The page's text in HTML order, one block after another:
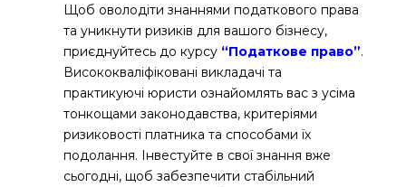
Щоб оволодіти знаннями податкового права
та уникнути ризиків для вашого бізнесу,
приєднуйтесь до курсу “Податкове право”.
Висококваліфіковані викладачі та
практикуючі юристи ознайомлять вас з усіма
тонкощами законодавства, критеріями
ризиковості платника та способами їх
подолання. Інвестуйте в свої знання вже
сьогодні, щоб забезпечити стабільний